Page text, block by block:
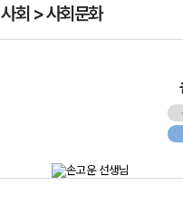
사회 > 사회문화